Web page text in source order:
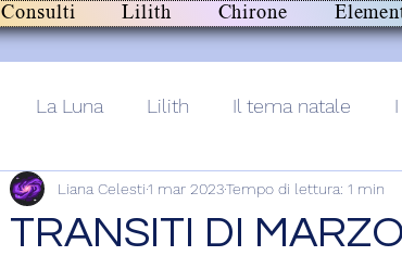
Consulti Lilith Chirone
La Luna Lilith Il tema natale
Post+audio Lilith+
TRANSITI DI MARZO
Liana Celesti1 mar 2023Tempo di lettura: 1 min